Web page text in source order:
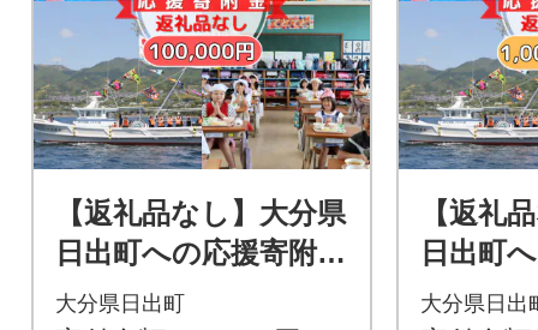
【返礼品なし】大分県
日出町への応援寄附(1
00,000円コース)
大分県日出町
【返礼
日出町
大分県日出